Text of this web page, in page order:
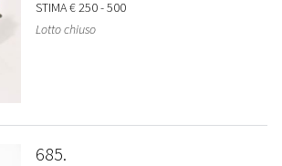
STIMA€ 250 - 500
Lotto chiuso
685